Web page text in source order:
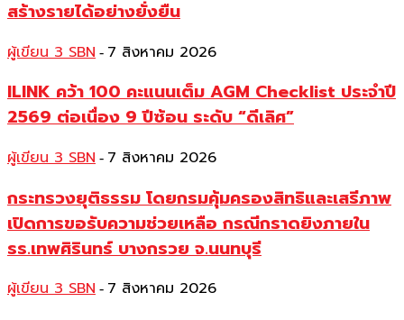
สร้างรายได้อย่างยั่งยืน
ผู้เขียน 3 SBN - 7 สิงหาคม 2026
ILINK คว้า 100 คะแนนเต็ม AGM Checklist ประจำปี
2569 ต่อเนื่อง 9 ปีซ้อน ระดับ “ดีเลิศ”
ผู้เขียน 3 SBN - 7 สิงหาคม 2026
กระทรวงยุติธรรม โดยกรมคุ้มครองสิทธิและเสรีภาพ
เปิดการขอรับความช่วยเหลือ กรณีกราดยิงภายใน
รร.เทพศิรินทร์ บางกรวย จ.นนทบุรี
ผู้เขียน 3 SBN - 7 สิงหาคม 2026